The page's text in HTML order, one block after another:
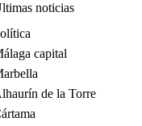
noticias
capital
de la Torre